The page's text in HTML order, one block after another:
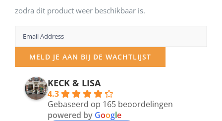
zodra dit product weer beschikbaar is.
Enter
your
email
address
MELD JE AAN BIJ DE WACHTLIJST
KECK & LISA
4.3
Gebaseerd op 165 beoordelingen
powered by Google